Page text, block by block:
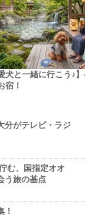
犬と一緒に行こう♪
宿！
分がテレビ・ラジ
む、国指定オオ
う旅の基点
！